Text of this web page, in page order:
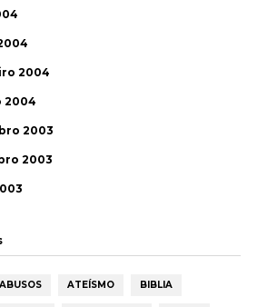
2004
2004
2003
2003
ABUSOS ATEÍSMO BIBLIA